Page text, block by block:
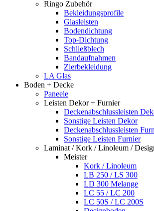
Ringo Zubehör
Bekleidungsprofile
Glasleisten
Bodendichtung
Top-Dichtung
Schließblech
Bandaufnahmen
Zierbekleidung
LA Glas
Boden + Decke
Paneele
Leisten Dekor + Furnier
Deckenabschlussleisten
Sonstige Leisten Dekor
Deckenabschlussleisten
Sonstige Leisten Furnier
Laminat / Kork / Linoleum /
Meister
Kork / Linoleum
LB 250 / LS 300
LD 300 Melange
LC 55 / LC 200
LC 50S / LC 200S